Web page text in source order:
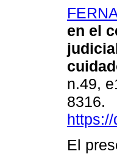
en el
n.49,
8316.
El